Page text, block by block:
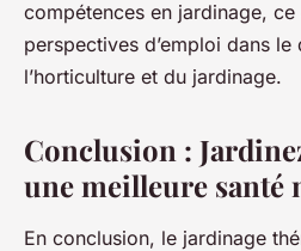
compétences en jardinage,
perspectives d’emploi dans le
l’horticulture et du jardinage.
Conclusion :
une meilleure santé
En conclusion, le jardinage